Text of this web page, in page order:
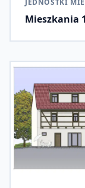
Mieszkania